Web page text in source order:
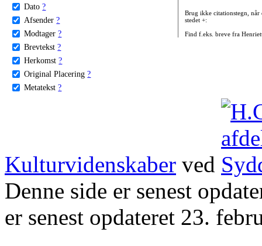
Dato ?
Afsender ?
Modtager ?
Brevtekst ?
Herkomst ?
Original Placering ?
Metatekst ?
Brug ikke citationstegn, når
stedet +:
Find f.eks. breve fra
Kulturvidenskaber ved
Denne side er senest
er senest opdateret 23.